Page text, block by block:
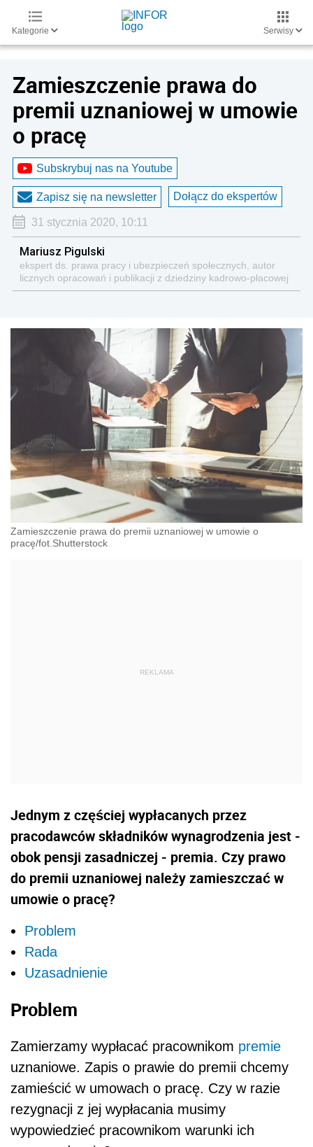
Kategorie Serwisy
Zamieszczenie prawa do
premii uznaniowej w umowie
o pracę
Subskrybuj nas na Youtube
Zapisz się na newsletter Dołącz do ekspertów
31 stycznia 2020, 10:11
Mariusz Pigulski
ekspert ds. prawa pracy i ubezpieczeń społecznych, autor
licznych opracowań i publikacji z dziedziny kadrowo-płacowej
Zamieszczenie prawa do premii uznaniowej w umowie o
pracę/fot.Shutterstock
Jednym z częściej wypłacanych przez
pracodawców składników wynagrodzenia jest -
obok pensji zasadniczej - premia. Czy prawo
do premii uznaniowej należy zamieszczać w
umowie o pracę?
Problem
Rada
Uzasadnienie
Problem
Zamierzamy wypłacać pracownikom premie
uznaniowe. Zapis o prawie do premii chcemy
zamieścić w umowach o pracę. Czy w razie
rezygnacji z jej wypłacania musimy
wypowiedzieć pracownikom warunki ich